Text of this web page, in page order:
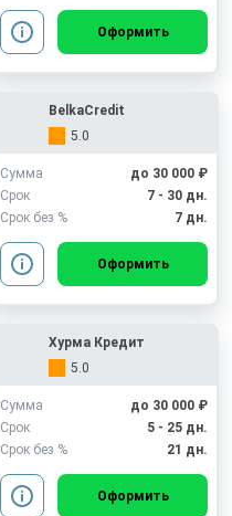
Оформить
BelkaCredit
5.0
Сумма
до 30 000 ₽
Срок
7 - 30 дн.
Срок без %
7 дн.
Оформить
Хурма Кредит
5.0
Сумма
до 30 000 ₽
Срок
5 - 25 дн.
Срок без %
21 дн.
Оформить